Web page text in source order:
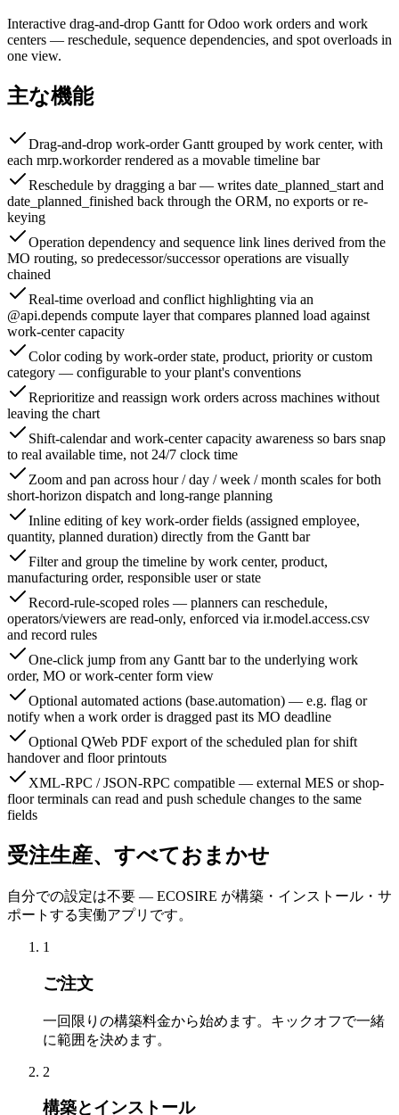
Interactive drag-and-drop Gantt for Odoo work orders and work
centers — reschedule, sequence dependencies, and spot overloads in
one view.
主な機能
Drag-and-drop work-order Gantt grouped by work center, with
each mrp.workorder rendered as a movable timeline bar
Reschedule by dragging a bar — writes date_planned_start and
date_planned_finished back through the ORM, no exports or re-
keying
Operation dependency and sequence link lines derived from the
MO routing, so predecessor/successor operations are visually
chained
Real-time overload and conflict highlighting via an
@api.depends compute layer that compares planned load against
work-center capacity
Color coding by work-order state, product, priority or custom
category — configurable to your plant's conventions
Reprioritize and reassign work orders across machines without
leaving the chart
Shift-calendar and work-center capacity awareness so bars snap
to real available time, not 24/7 clock time
Zoom and pan across hour / day / week / month scales for both
short-horizon dispatch and long-range planning
Inline editing of key work-order fields (assigned employee,
quantity, planned duration) directly from the Gantt bar
Filter and group the timeline by work center, product,
manufacturing order, responsible user or state
Record-rule-scoped roles — planners can reschedule,
operators/viewers are read-only, enforced via ir.model.access.csv
and record rules
One-click jump from any Gantt bar to the underlying work
order, MO or work-center form view
Optional automated actions (base.automation) — e.g. flag or
notify when a work order is dragged past its MO deadline
Optional QWeb PDF export of the scheduled plan for shift
handover and floor printouts
XML-RPC / JSON-RPC compatible — external MES or shop-
floor terminals can read and push schedule changes to the same
fields
受注生産、すべておまかせ
自分での設定は不要 — ECOSIRE が構築・インストール・サ
ポートする実働アプリです。
1
ご注文
一回限りの構築料金から始めます。キックオフで一緒
に範囲を決めます。
2
構築とインストール